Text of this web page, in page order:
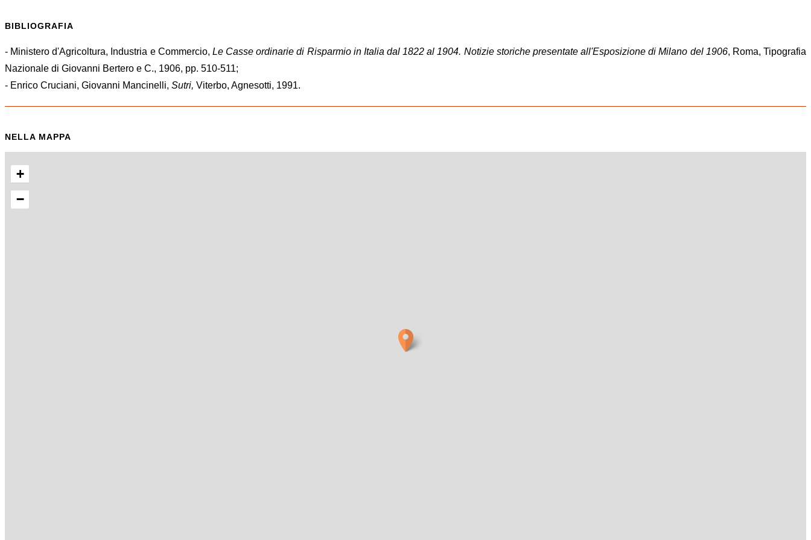
BIBLIOGRAFIA
- Ministero d'Agricoltura, Industria e Commercio, Le Casse ordinarie di Risparmio in Italia dal 1822 al 1904. Notizie storiche presentate all'Esposizione di Milano del 1906, Roma, Tipografia
Nazionale di Giovanni Bertero e C., 1906, pp. 510-511;
- Enrico Cruciani, Giovanni Mancinelli, Sutri, Viterbo, Agnesotti, 1991.
NELLA MAPPA
+
−